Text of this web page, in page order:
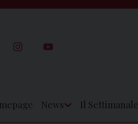
News Il Settimanale